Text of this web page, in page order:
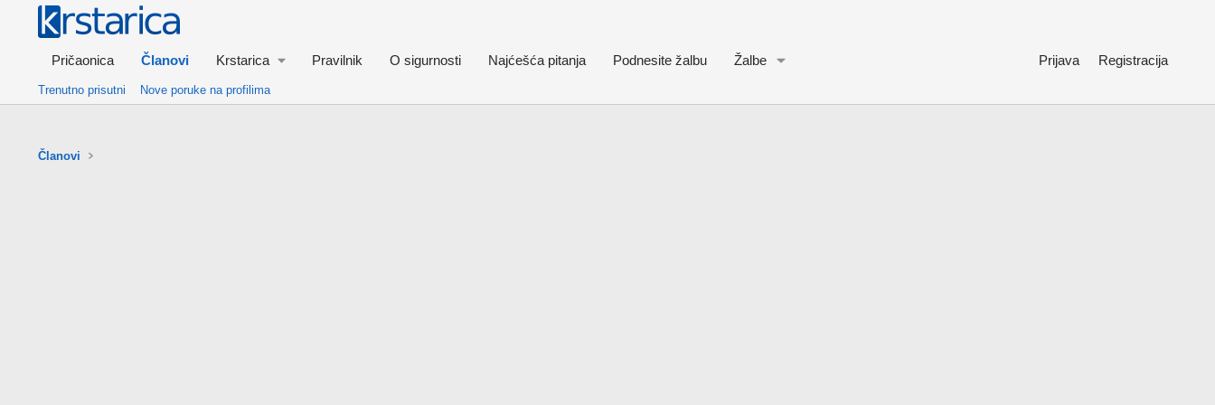
Pričaonica Članovi Krstarica Pravilnik O sigurnosti Najćešća pitanja Podnesite žalbu Žalbe Prijava Registracija
Trenutno prisutni Nove poruke na profilima
Članovi